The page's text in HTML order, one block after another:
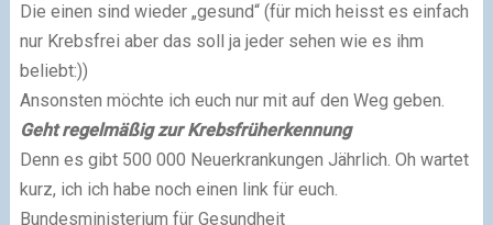
Die einen sind wieder „gesund“ (für mich heisst es einfach
nur Krebsfrei aber das soll ja jeder sehen wie es ihm
beliebt:))
Ansonsten möchte ich euch nur mit auf den Weg geben.
Geht regelmäßig zur Krebsfrüherkennung
Denn es gibt 500 000 Neuerkrankungen Jährlich. Oh wartet
kurz, ich ich habe noch einen link für euch.
Bundesministerium für Gesundheit